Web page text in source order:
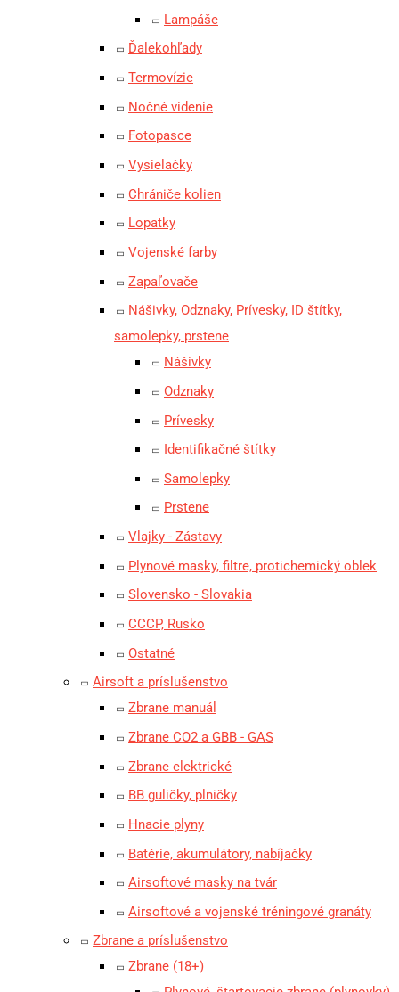
Lampáše
Ďalekohľady
Termovízie
Nočné videnie
Fotopasce
Vysielačky
Chrániče kolien
Lopatky
Vojenské farby
Zapaľovače
Nášivky, Odznaky, Prívesky, ID štítky,
samolepky, prstene
Nášivky
Odznaky
Prívesky
Identifikačné štítky
Samolepky
Prstene
Vlajky - Zástavy
Plynové masky, filtre, protichemický oblek
Slovensko - Slovakia
CCCP, Rusko
Ostatné
Airsoft a príslušenstvo
Zbrane manuál
Zbrane CO2 a GBB - GAS
Zbrane elektrické
BB guličky, plničky
Hnacie plyny
Batérie, akumulátory, nabíjačky
Airsoftové masky na tvár
Airsoftové a vojenské tréningové granáty
Zbrane a príslušenstvo
Zbrane (18+)